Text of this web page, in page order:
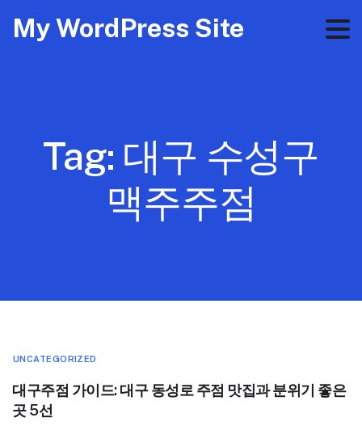
My WordPress Site
Tag: 대구 수성구
맥주주점
UNCATEGORIZED
대구주점 가이드: 대구 동성로 주점 맛집과 분위기 좋은
곳 5선